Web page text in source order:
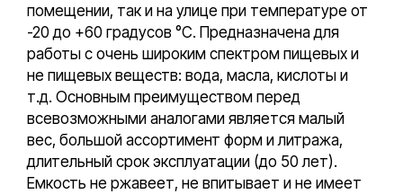
помещении, так и на улице при температуре от
-20 до +60 градусов °С. Предназначена для
работы с очень широким спектром пищевых и
не пищевых веществ: вода, масла, кислоты и
т.д. Основным преимуществом перед
всевозможными аналогами является малый
вес, большой ассортимент форм и литража,
длительный срок эксплуатации (до 50 лет).
Емкость не ржавеет, не впитывает и не имеет